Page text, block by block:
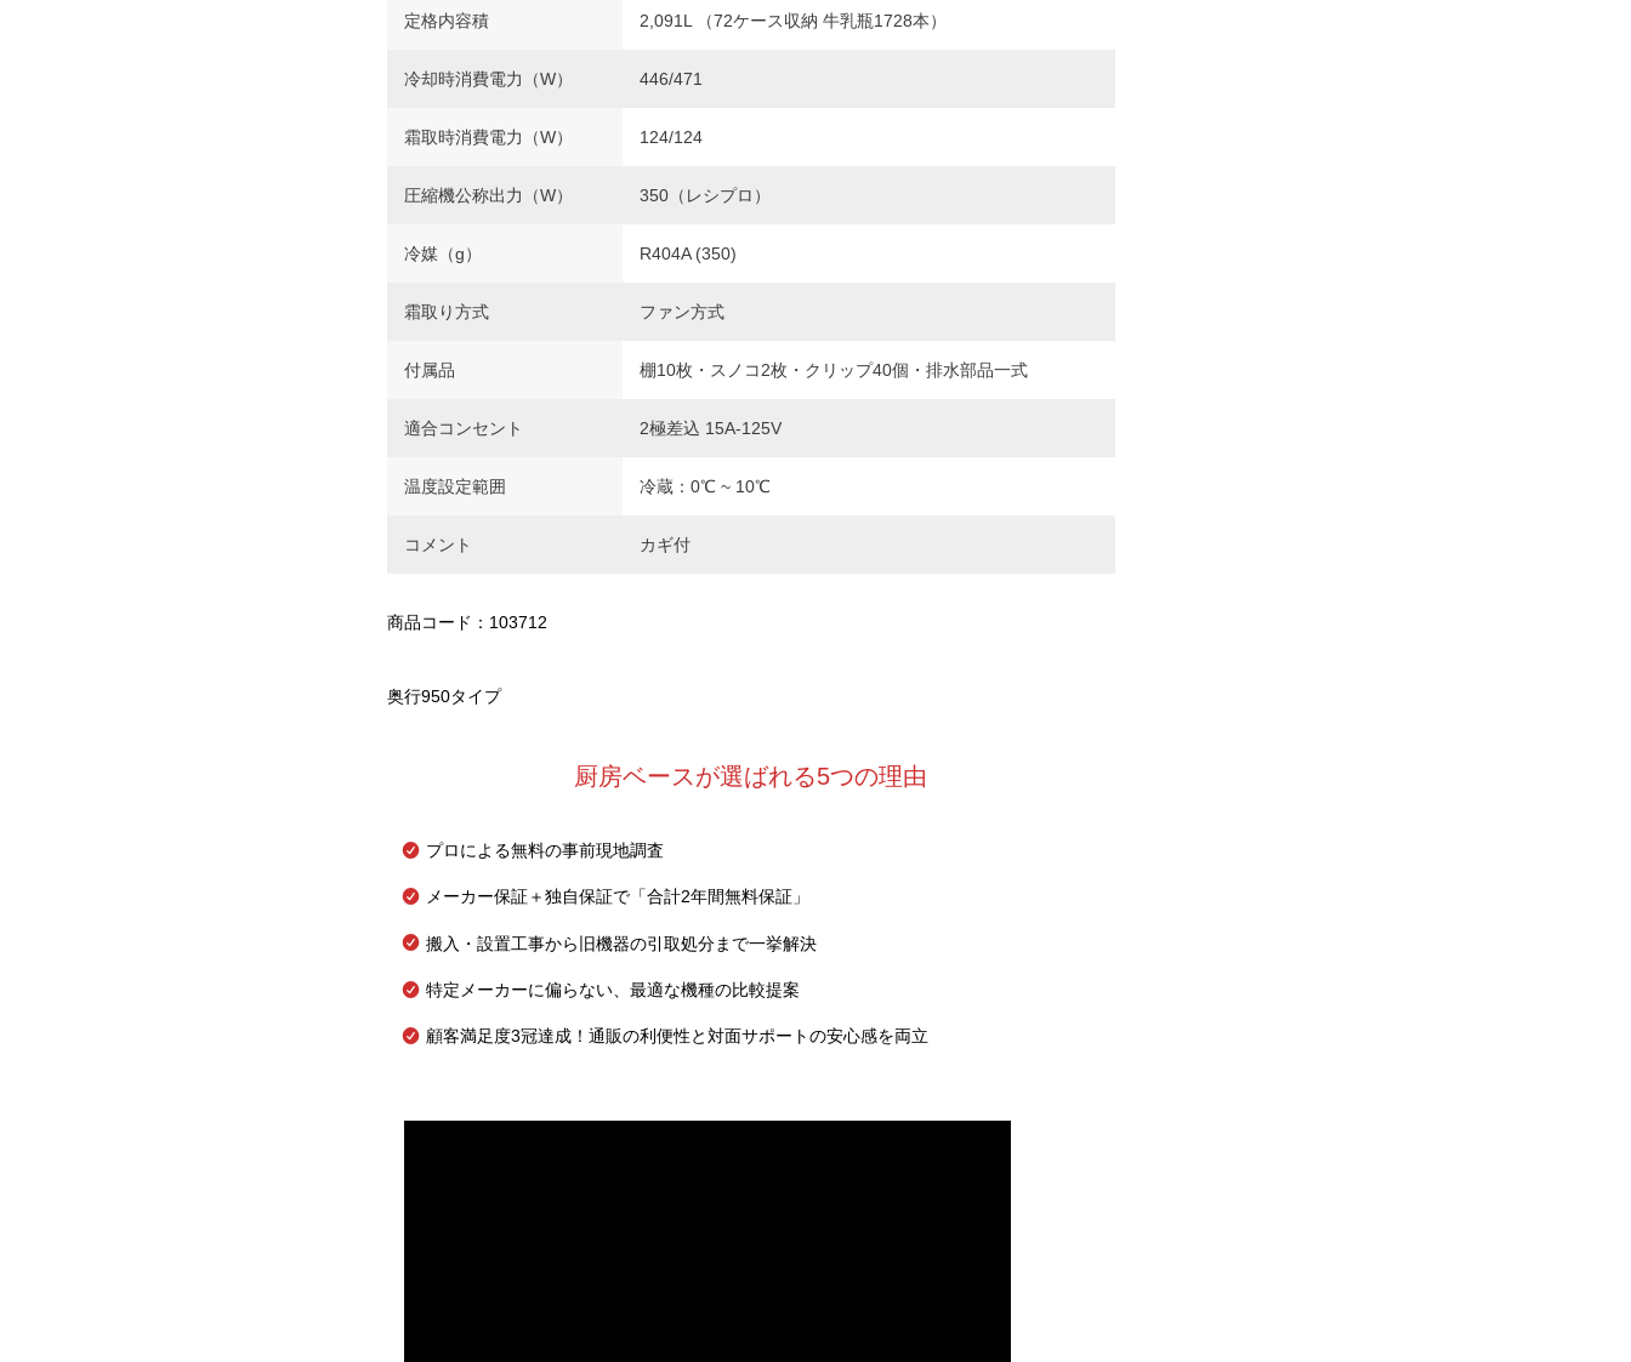
定格内容積 2,091L （72ケース収納 牛乳瓶1728本）
冷却時消費電力（W） 446/471
霜取時消費電力（W） 124/124
圧縮機公称出力（W） 350（レシプロ）
冷媒（g） R404A (350)
霜取り方式 ファン方式
付属品 棚10枚・スノコ2枚・クリップ40個・排水部品一式
適合コンセント 2極差込 15A-125V
温度設定範囲 冷蔵：0℃ ~ 10℃
コメント カギ付
商品コード：103712
奥行950タイプ
厨房ベースが選ばれる5つの理由
プロによる無料の事前現地調査
メーカー保証＋独自保証で「合計2年間無料保証」
搬入・設置工事から旧機器の引取処分まで一挙解決
特定メーカーに偏らない、最適な機種の比較提案
顧客満足度3冠達成！通販の利便性と対面サポートの安心感を両立